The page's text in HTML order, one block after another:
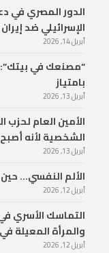
الدور المصري في
الإسرائيلي ضد إيران
أبريل 14, 2026
“مصنعك في بيتك”:
بامتياز
أبريل 13, 2026
الأمين العام
الشخصية لأنه
أبريل 13, 2026
الألم النفسي…
أبريل 12, 2026
التماسك الأسري
والمرأة المعيلة
أبريل 12, 2026